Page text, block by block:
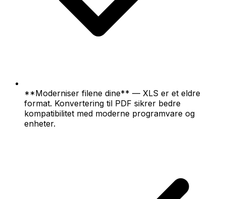
**Moderniser filene dine** — XLS er et eldre
format. Konvertering til PDF sikrer bedre
kompatibilitet med moderne programvare og
enheter.